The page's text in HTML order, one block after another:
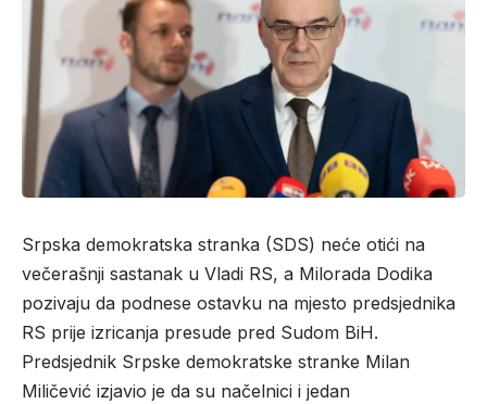
Srpska demokratska stranka (SDS) neće otići na
večerašnji sastanak u Vladi RS, a Milorada Dodika
pozivaju da podnese ostavku na mjesto predsjednika
RS prije izricanja presude pred Sudom BiH.
Predsjednik Srpske demokratske stranke Milan
Miličević izjavio je da su načelnici i jedan